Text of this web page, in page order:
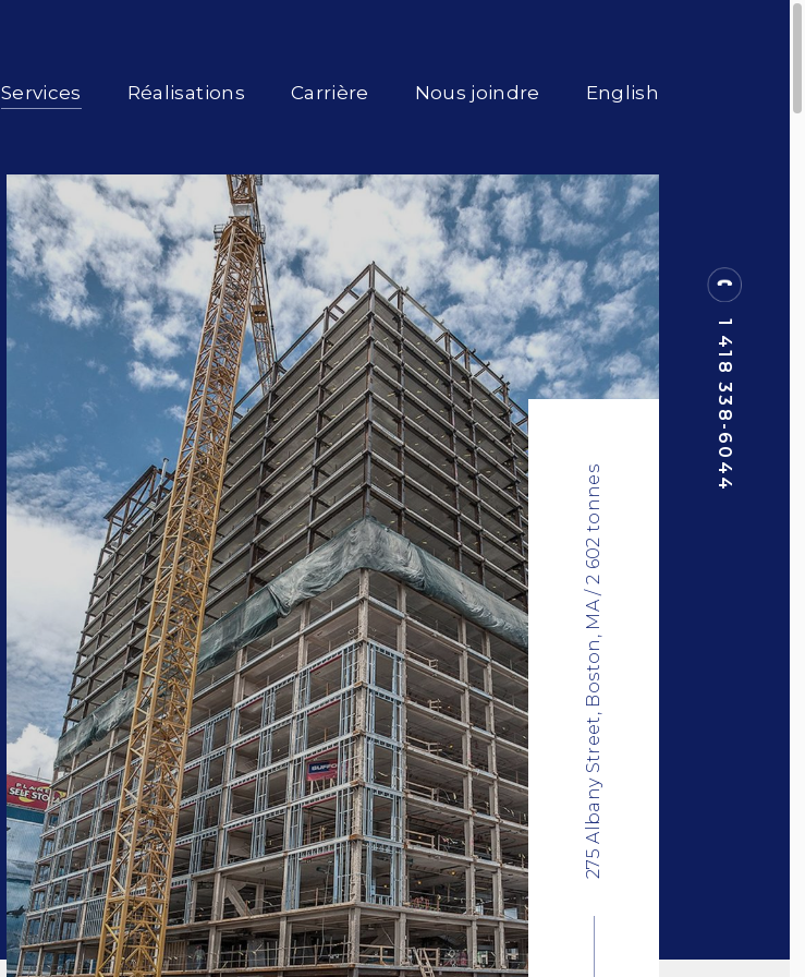
Services Réalisations Carrière Nous joindre English
275 Albany Street, Boston, MA / 2 602 tonnes
1 418 338-6044